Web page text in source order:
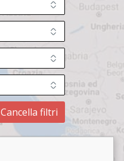
Cancella filtri